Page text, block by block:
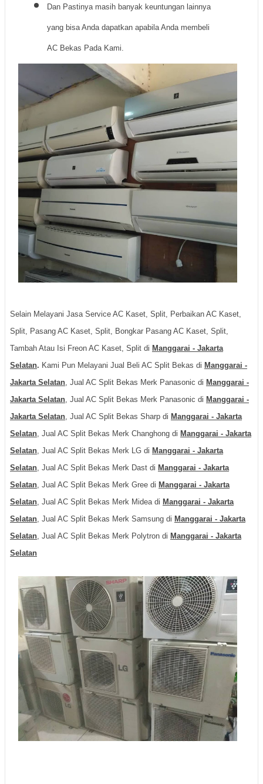
Dan Pastinya masih banyak keuntungan lainnya
yang bisa Anda dapatkan apabila Anda membeli
AC Bekas Pada Kami.
Selain Melayani Jasa Service AC Kaset, Split, Perbaikan AC Kaset,
Split, Pasang AC Kaset, Split, Bongkar Pasang AC Kaset, Split,
Tambah Atau Isi Freon AC Kaset, Split di Manggarai - Jakarta
Selatan. Kami Pun Melayani Jual Beli AC Split Bekas di Manggarai -
Jakarta Selatan, Jual AC Split Bekas Merk Panasonic di Manggarai -
Jakarta Selatan, Jual AC Split Bekas Merk Panasonic di Manggarai -
Jakarta Selatan, Jual AC Split Bekas Sharp di Manggarai - Jakarta
Selatan, Jual AC Split Bekas Merk Changhong di Manggarai - Jakarta
Selatan, Jual AC Split Bekas Merk LG di Manggarai - Jakarta
Selatan, Jual AC Split Bekas Merk Dast di Manggarai - Jakarta
Selatan, Jual AC Split Bekas Merk Gree di Manggarai - Jakarta
Selatan, Jual AC Split Bekas Merk Midea di Manggarai - Jakarta
Selatan, Jual AC Split Bekas Merk Samsung di Manggarai - Jakarta
Selatan, Jual AC Split Bekas Merk Polytron di Manggarai - Jakarta
Selatan